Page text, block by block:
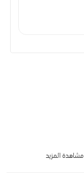
مشاهدة المزيد